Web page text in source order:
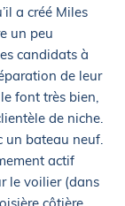
a créé Miles
un peu
candidats à
de leur
font très bien,
de niche.
un bateau neuf.
actif
le voilier (dans
côtière